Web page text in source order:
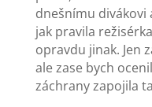
dnešnímu divákovi
jak pravila
opravdu jinak. Jen
ale zase bych
záchrany zapojila